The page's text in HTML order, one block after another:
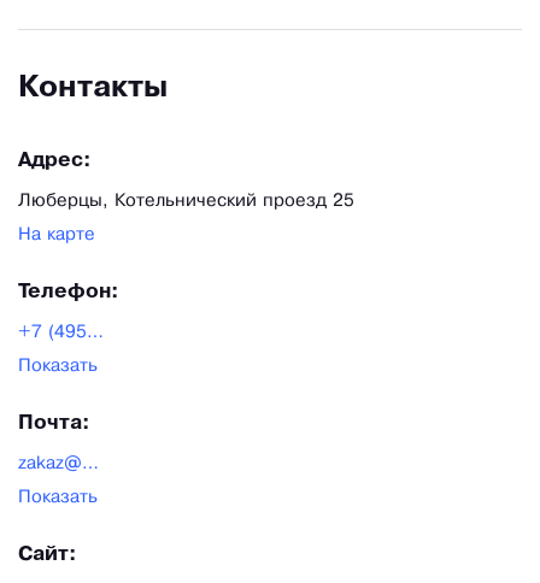
Контакты
Адрес:
Люберцы, Котельнический проезд 25
На карте
Телефон:
+7 (495)792-45-03|8
Показать
Почта:
zakaz@stroy-vibor.ru
Показать
Сайт: